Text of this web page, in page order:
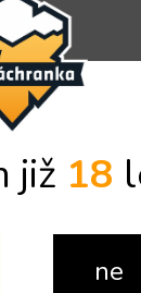
GREEN LINE je
sodové vody
kohouty
mezi luxusní
kompresor
již 18
ne